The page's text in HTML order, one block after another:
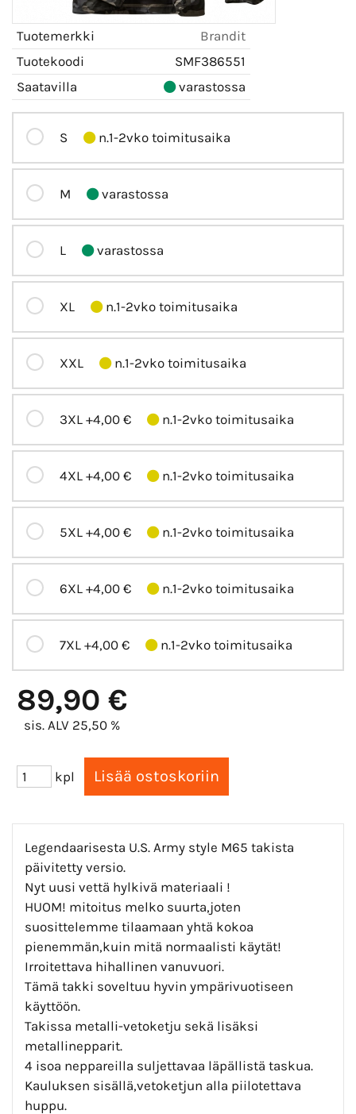
Tuotemerkki
Brandit
Tuotekoodi
SMF386551
Saatavilla
varastossa
S n.1-2vko toimitusaika
M varastossa
L varastossa
XL n.1-2vko toimitusaika
XXL n.1-2vko toimitusaika
3XL +4,00 € n.1-2vko toimitusaika
4XL +4,00 € n.1-2vko toimitusaika
5XL +4,00 € n.1-2vko toimitusaika
6XL +4,00 € n.1-2vko toimitusaika
7XL +4,00 € n.1-2vko toimitusaika
89,90 €
sis. ALV 25,50 %
kpl
Legendaarisesta U.S. Army style M65 takista
päivitetty versio.
Nyt uusi vettä hylkivä materiaali !
HUOM! mitoitus melko suurta,joten
suosittelemme tilaamaan yhtä kokoa
pienemmän,kuin mitä normaalisti käytät!
Irroitettava hihallinen vanuvuori.
Tämä takki soveltuu hyvin ympärivuotiseen
käyttöön.
Takissa metalli-vetoketju sekä lisäksi
metallinepparit.
4 isoa neppareilla suljettavaa läpällistä taskua.
Kauluksen sisällä,vetoketjun alla piilotettava
huppu.